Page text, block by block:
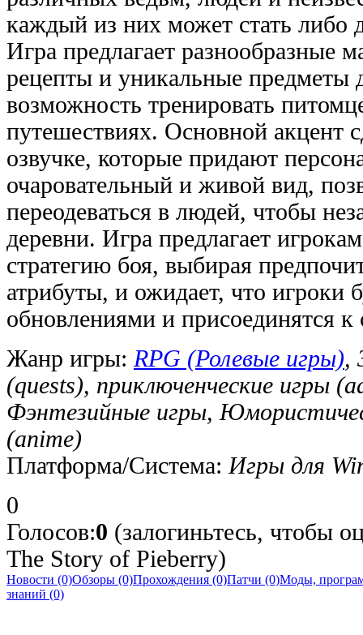
каждый из них может стать либо
Игра предлагает разнообразные
рецепты и уникальные предметы
возможность тренировать
путешествиях. Основной акцент
озвучке, которые придают
очаровательный и живой вид,
переодеваться в людей, чтобы
деревни. Игра предлагает
стратегию боя, выбирая
атрибуты, и ожидает, что игроки
обновлениями и присоединятся к
Жанр игры: RPG (Ролевые игры),
(quests), приключенческие игры
Фэнтезийные игры,
(anime)
Платформа/Система: Игры для
0
Голосов:0 (залогиньтесь, чтобы
The Story of Pieberry)
Новости (0)Обзоры (0)Прохождения (0)Патчи (0)Моды,
знаний (0)